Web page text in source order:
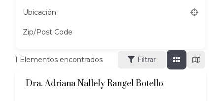
Ubicación
Zip/Post Code
1 Elementos encontrados Filtrar
Dra. Adriana Nallely Rangel Botello